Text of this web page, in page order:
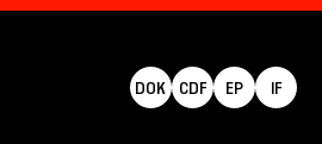
DOK CDF EP IF